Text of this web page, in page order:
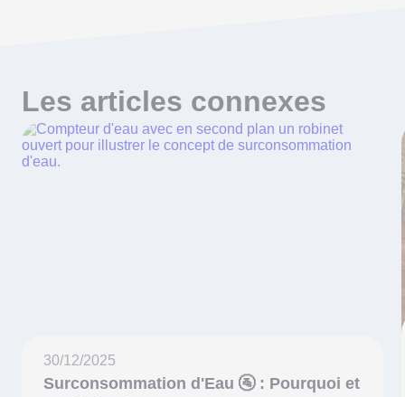
Les articles connexes
30/12/2025
Surconsommation d'Eau 🚰 : Pourquoi et